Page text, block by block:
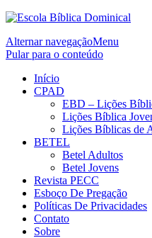
Alternar navegaçãoMenu
Pular para o conteúdo
Início
CPAD
EBD – Lições
Lições Bíblica
Lições Bíblicas de
BETEL
Betel Adultos
Betel Jovens
Revista PECC
Esboço De Pregação
Políticas De Privacidades
Contato
Sobre